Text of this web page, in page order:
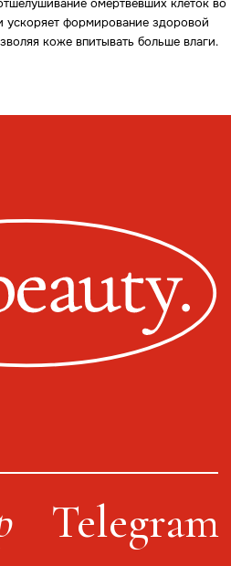
омертвевших клеток во
ускоряет формирование здоровой
коже впитывать больше влаги.